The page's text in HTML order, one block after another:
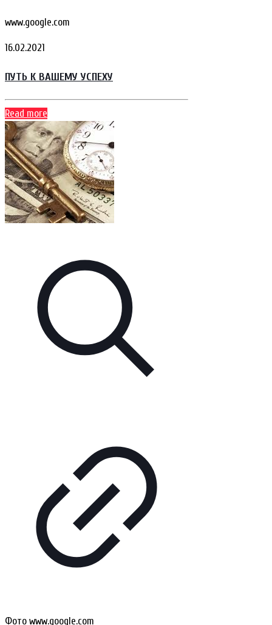
www.google.com
16.02.2021
ПУТЬ К ВАШЕМУ УСПЕХУ
Read more
Фото www.google.com